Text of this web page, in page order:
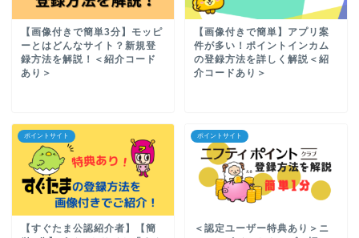
【画像付きで簡単3分】モッピ
ーとはどんなサイト？新規登
録方法を解説！＜紹介コード
あり＞
【画像付きで簡単】アプリ案
件が多い！ポイントインカム
の登録方法を詳しく解説＜紹
介コードあり＞
ポイントサイト
【すぐたま公認紹介者】【簡
ポイントサイト
＜認定ユーザー特典あり＞ニ